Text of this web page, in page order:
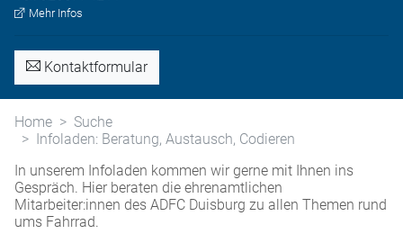
Mehr Infos
Kontaktformular
Home
Suche
Infoladen: Beratung, Austausch, Codieren
In unserem Infoladen kommen wir gerne mit Ihnen ins
Gespräch. Hier beraten die ehrenamtlichen
Mitarbeiter:innen des ADFC Duisburg zu allen Themen rund
ums Fahrrad.